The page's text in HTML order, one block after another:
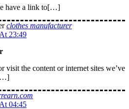
have a link to[…]
clothes manufacturer
23:49
the content or internet sites we’ve
04:45